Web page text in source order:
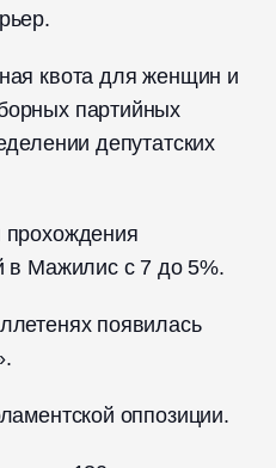
квота для женщин и
партийных
депутатских
в Мажилис с 7 до 5%.
появилась
оппозиции.